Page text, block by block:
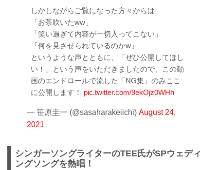
しかしながらご覧になった方々からは
「お茶吹いたww」
「笑い過ぎて内容が一切入ってこない」
「何を見させられているのかw」
というような声とともに、「ぜひ公開してほし
い！」という声をいただきましたので、この動
画のエンドロールで流した「NG集」のみここ
に公開します！ pic.twitter.com/9ekOjz0WHh
— 笹原圭一 (@sasaharakeiichi) August 24,
2021
シンガーソングライターのTEE氏がSPウェディ
ングソングを熱唱！